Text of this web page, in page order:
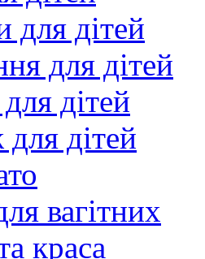
для дітей
для дітей
дітей
дітей
вагітних
краса